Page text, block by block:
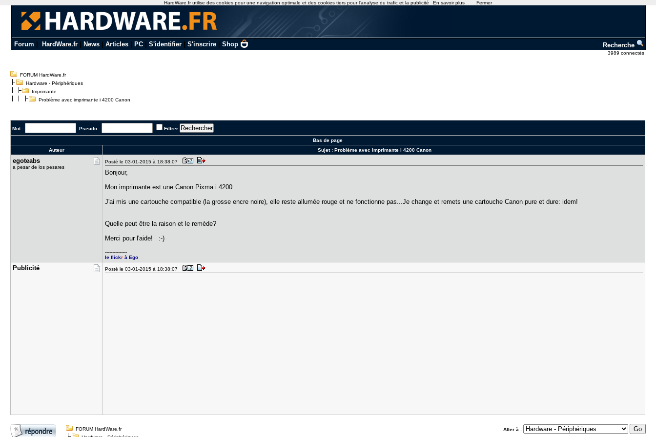
Forum HardWare.fr| News| Articles| PC| S'identifier| S'inscrire| Shop Recherche
3989 connectés
FORUM HardWare.fr
Hardware - Périphériques
Imprimante
Problème avec imprimante i 4200 Canon
Mot : Pseudo : Filtrer
Bas de page
Auteur
Sujet :Problème avec imprimante i 4200 Canon
egoteabs
a pesar de los pesares
Posté le 03-01-2015 à 18:38:07
Bonjour,
Mon imprimante est une Canon Pixma i 4200
J'ai mis une cartouche compatible (la grosse encre noire), elle reste allumée rouge et ne fonctionne pas...Je change et remets une cartouche Canon pure et dure: idem!
Quelle peut être la raison et le remède?
Merci pour l'aide! :-)
---------------
le flickr à Ego
Publicité Posté le 03-01-2015 à 18:38:07
Aller à :
FORUM HardWare.fr
HardWare.fr utilise des cookies pour une navigation optimale et des cookies tiers pour l'analyse du trafic et la publicité En savoir plus Fermer